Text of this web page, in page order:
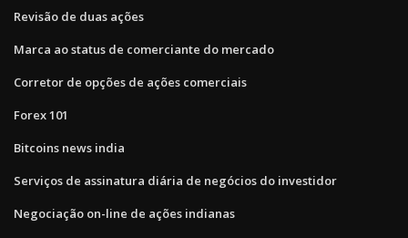
Revisão de duas ações
Marca ao status de comerciante do mercado
Corretor de opções de ações comerciais
Forex 101
Bitcoins news india
Serviços de assinatura diária de negócios do investidor
Negociação on-line de ações indianas